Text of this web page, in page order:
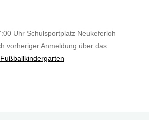
Uhr Schulsportplatz Neukeferloh
vorheriger Anmeldung über das
Fußballkindergarten